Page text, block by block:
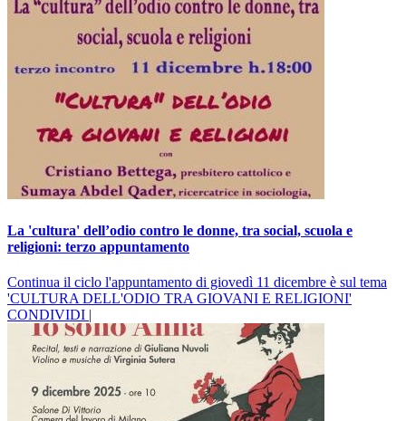
La 'cultura' dell’odio contro le donne, tra social, scuola e
religioni: terzo appuntamento
Continua il ciclo l'appuntamento di giovedì 11 dicembre è sul tema
'CULTURA DELL'ODIO TRA GIOVANI E RELIGIONI'
CONDIVIDI |